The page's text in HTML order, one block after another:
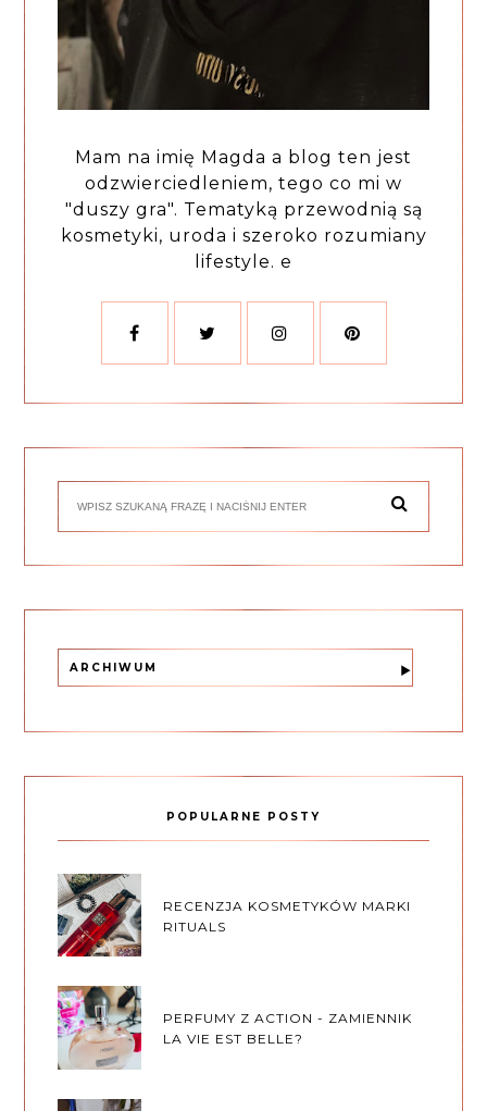
Mam na imię Magda a blog ten jest
odzwierciedleniem, tego co mi w
"duszy gra". Tematyką przewodnią są
kosmetyki, uroda i szeroko rozumiany
lifestyle. e
ARCHIWUM
POPULARNE POSTY
RECENZJA KOSMETYKÓW MARKI
RITUALS
PERFUMY Z ACTION - ZAMIENNIK
LA VIE EST BELLE?